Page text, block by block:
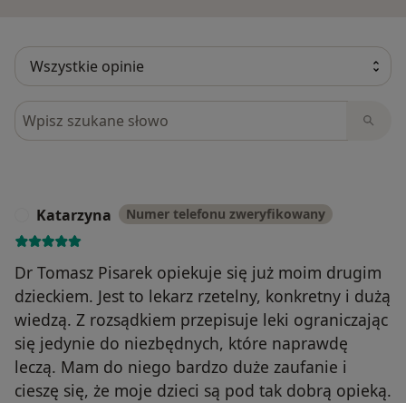
Szukaj w opiniach
Katarzyna Numer telefonu zweryfikowany
Dr Tomasz Pisarek opiekuje się już moim drugim
dzieckiem. Jest to lekarz rzetelny, konkretny i dużą
wiedzą. Z rozsądkiem przepisuje leki ograniczając
się jedynie do niezbędnych, które naprawdę
leczą. Mam do niego bardzo duże zaufanie i
cieszę się, że moje dzieci są pod tak dobrą opieką.